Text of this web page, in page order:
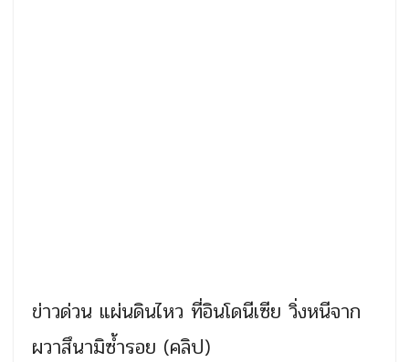
ข่าวด่วน แผ่นดินไหว ที่อินโดนีเซีย วิ่งหนีจาก
ผวาสึนามิซ้ำรอย (คลิป)